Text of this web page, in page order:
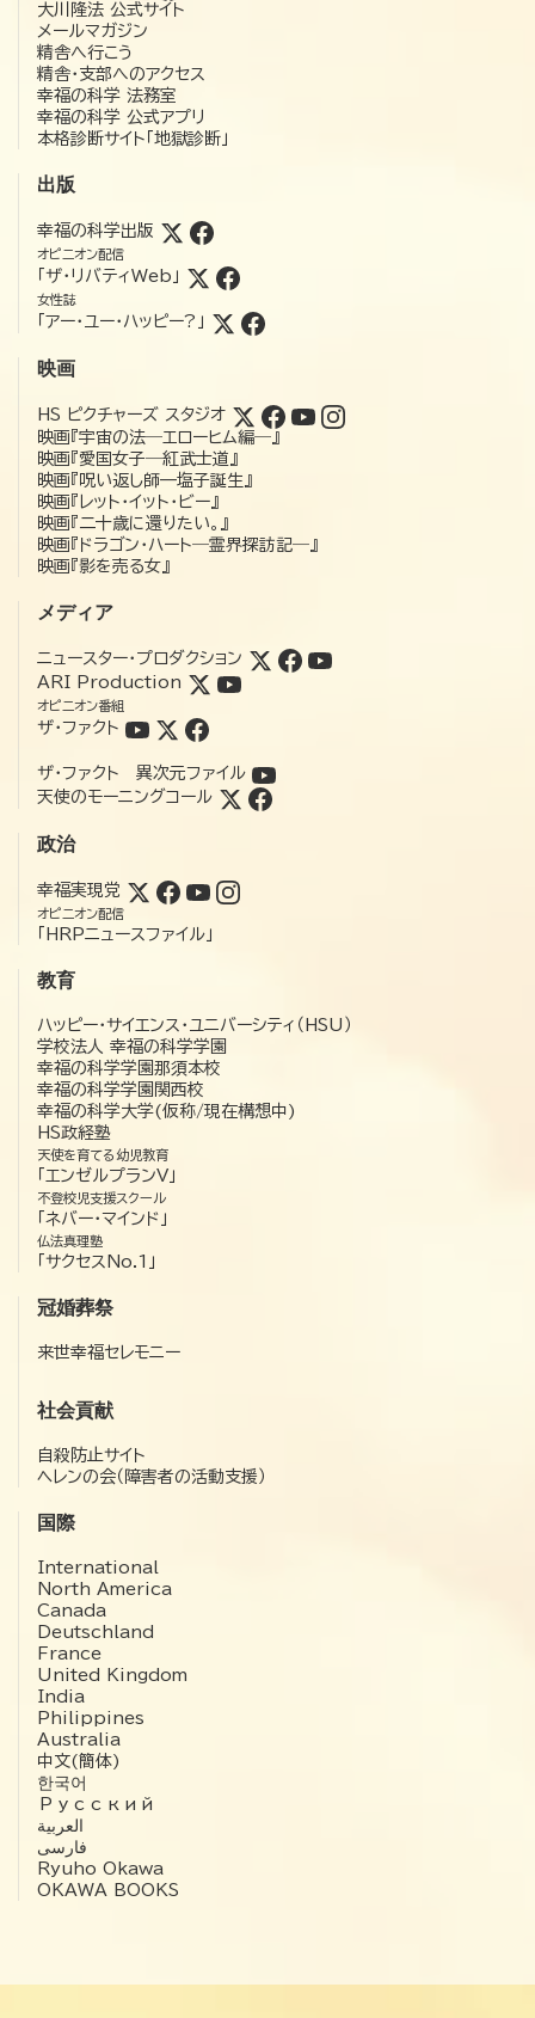
大川隆法 公式サイト
メールマガジン
精舎へ行こう
精舎・支部へのアクセス
幸福の科学 法務室
幸福の科学 公式アプリ
本格診断サイト「地獄診断」
出版
幸福の科学出版
オピニオン配信
「ザ・リバティWeb」
女性誌
「アー・ユー・ハッピー?」
映画
HS ピクチャーズ スタジオ
映画『宇宙の法―エローヒム編―』
映画『愛国女子―紅武士道』
映画『呪い返し師—塩子誕生』
映画『レット・イット・ビー』
映画『二十歳に還りたい。』
映画『ドラゴン・ハート―霊界探訪記―』
映画『影を売る女』
メディア
ニュースター・プロダクション
ARI Production
オピニオン番組
ザ・ファクト
ザ・ファクト 異次元ファイル
天使のモーニングコール
政治
幸福実現党
オピニオン配信
「HRPニュースファイル」
教育
ハッピー・サイエンス・ユニバーシティ（HSU）
学校法人 幸福の科学学園
幸福の科学学園那須本校
幸福の科学学園関西校
幸福の科学大学(仮称/現在構想中)
HS政経塾
天使を育てる幼児教育
「エンゼルプランV」
不登校児支援スクール
「ネバー・マインド」
仏法真理塾
「サクセスNo.1」
冠婚葬祭
来世幸福セレモニー
社会貢献
自殺防止サイト
ヘレンの会（障害者の活動支援）
国際
International
North America
Canada
Deutschland
France
United Kingdom
India
Philippines
Australia
中文(簡体)
한국어
Русский
العربية‏
فارسی
Ryuho Okawa
OKAWA BOOKS